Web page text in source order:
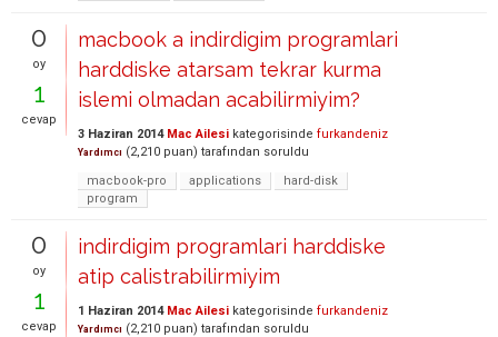
0
oy
1
cevap
macbook a indirdigim programlari
harddiske atarsam tekrar kurma
islemi olmadan acabilirmiyim?
3 Haziran 2014 Mac Ailesi kategorisinde furkandeniz
Yardımcı (2,210 puan) tarafından soruldu
macbook-pro
applications
hard-disk
program
0
oy
1
cevap
indirdigim programlari harddiske
atip calistrabilirmiyim
1 Haziran 2014 Mac Ailesi kategorisinde furkandeniz
Yardımcı (2,210 puan) tarafından soruldu